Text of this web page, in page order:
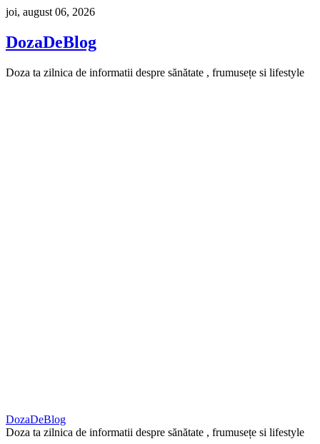
Skip
content
joi, august 06, 2026
DozaDeBlog
Doza ta zilnica de informatii despre sănătate , frumusețe si lifestyle
DozaDeBlog
Doza ta zilnica de informatii despre sănătate , frumusețe si lifestyle